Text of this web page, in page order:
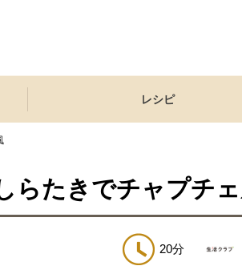
レシピ
らたきでチャプチ
20分